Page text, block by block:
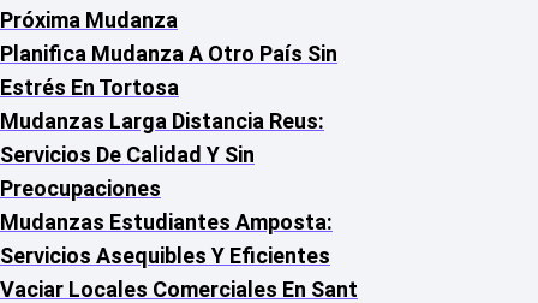
Próxima Mudanza
Planifica Mudanza A Otro País Sin
Estrés En Tortosa
Mudanzas Larga Distancia Reus:
Servicios De Calidad Y Sin
Preocupaciones
Mudanzas Estudiantes Amposta:
Servicios Asequibles Y Eficientes
Vaciar Locales Comerciales En Sant